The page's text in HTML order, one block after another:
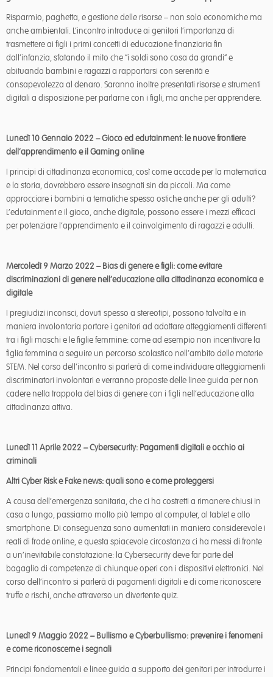
Risparmio, paghetta, e gestione delle risorse – non solo economiche ma
anche ambientali. L’incontro introduce ai genitori l’importanza di
trasmettere ai figli i primi concetti di educazione finanziaria fin
dall’infanzia, sfatando il mito che “i soldi sono cosa da grandi” e
abituando bambini e ragazzi a rapportarsi con serenità e
consapevolezza al denaro. Saranno inoltre presentati risorse e strumenti
digitali a disposizione per parlarne con i figli, ma anche per apprendere.
Lunedì 10 Gennaio 2022 – Gioco ed edutainment: le nuove frontiere
dell’apprendimento e il Gaming online
I principi di cittadinanza economica, così come accade per la matematica
e la storia, dovrebbero essere insegnati sin da piccoli. Ma come
approcciare i bambini a tematiche spesso ostiche anche per gli adulti?
L’edutainment e il gioco, anche digitale, possono essere i mezzi efficaci
per potenziare l’apprendimento e il coinvolgimento di ragazzi e adulti.
Mercoledì 9 Marzo 2022 – Bias di genere e figli: come evitare
discriminazioni di genere nell’educazione alla cittadinanza economica e
digitale
I pregiudizi inconsci, dovuti spesso a stereotipi, possono talvolta e in
maniera involontaria portare i genitori ad adottare atteggiamenti differenti
tra i figli maschi e le figlie femmine: come ad esempio non incentivare la
figlia femmina a seguire un percorso scolastico nell’ambito delle materie
STEM. Nel corso dell’incontro si parlerà di come individuare atteggiamenti
discriminatori involontari e verranno proposte delle linee guida per non
cadere nella trappola del bias di genere con i figli nell’educazione alla
cittadinanza attiva.
Lunedì 11 Aprile 2022 – Cybersecurity: Pagamenti digitali e occhio ai
criminali
Altri Cyber Risk e Fake news: quali sono e come proteggersi
A causa dell’emergenza sanitaria, che ci ha costretti a rimanere chiusi in
casa a lungo, passiamo molto più tempo al computer, al tablet e allo
smartphone. Di conseguenza sono aumentati in maniera considerevole i
reati di frode online, e questa spiacevole circostanza ci ha messi di fronte
a un’inevitabile constatazione: la Cybersecurity deve far parte del
bagaglio di competenze di chiunque operi con i dispositivi elettronici. Nel
corso dell’incontro si parlerà di pagamenti digitali e di come riconoscere
truffe e rischi, anche attraverso un divertente quiz.
Lunedì 9 Maggio 2022 – Bullismo e Cyberbullismo: prevenire i fenomeni
e come riconoscerne i segnali
Principi fondamentali e linee guida a supporto dei genitori per introdurre i